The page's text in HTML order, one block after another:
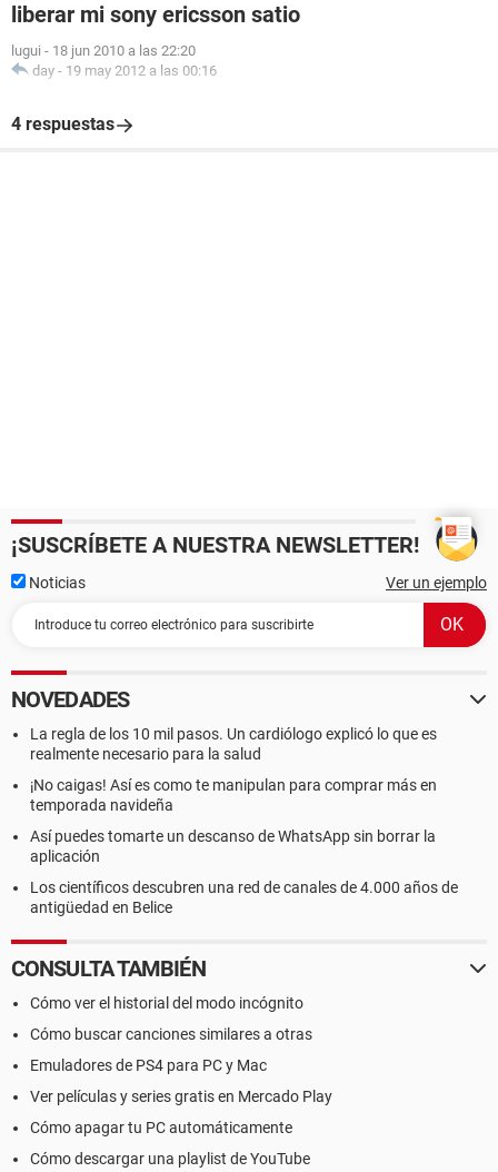
liberar mi sony ericsson satio
lugui - 18 jun 2010 a las 22:20
day - 19 may 2012 a las 00:16
4 respuestas
¡SUSCRÍBETE A NUESTRA NEWSLETTER!
Noticias Ver un ejemplo
NOVEDADES
La regla de los 10 mil pasos. Un cardiólogo explicó lo que es
realmente necesario para la salud
¡No caigas! Así es como te manipulan para comprar más en
temporada navideña
Así puedes tomarte un descanso de WhatsApp sin borrar la
aplicación
Los científicos descubren una red de canales de 4.000 años de
antigüedad en Belice
CONSULTA TAMBIÉN
Cómo ver el historial del modo incógnito
Cómo buscar canciones similares a otras
Emuladores de PS4 para PC y Mac
Ver películas y series gratis en Mercado Play
Cómo apagar tu PC automáticamente
Cómo descargar una playlist de YouTube